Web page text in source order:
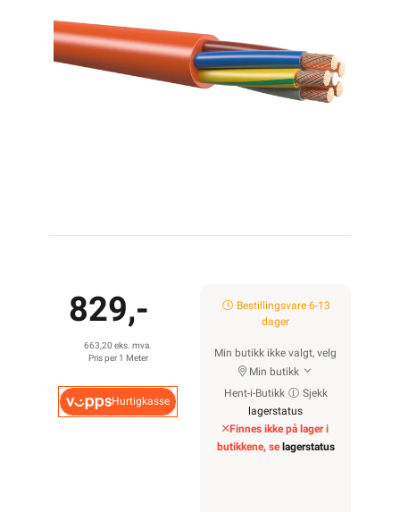
829,-
663,20 eks. mva.
Pris per 1 Meter
Hurtigkasse
Bestillingsvare 6-13
dager
Min butikk ikke valgt, velg
Min butikk
Hent-i-Butikk
Sjekk
lagerstatus
Finnes ikke på lager i
butikkene, se lagerstatus